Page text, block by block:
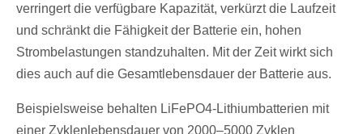
verringert die verfügbare Kapazität, verkürzt die Laufzeit
und schränkt die Fähigkeit der Batterie ein, hohen
Strombelastungen standzuhalten. Mit der Zeit wirkt sich
dies auch auf die Gesamtlebensdauer der Batterie aus.
Beispielsweise behalten LiFePO4-Lithiumbatterien mit
einer Zyklenlebensdauer von 2000–5000 Zyklen